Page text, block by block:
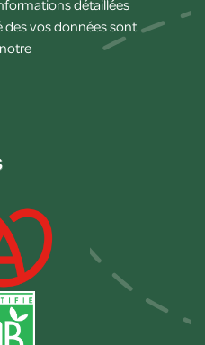
détaillées
vos données sont